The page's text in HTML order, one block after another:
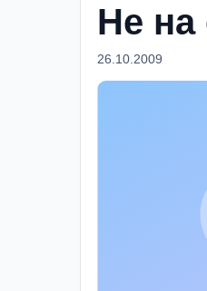
Не на
26.10.2009